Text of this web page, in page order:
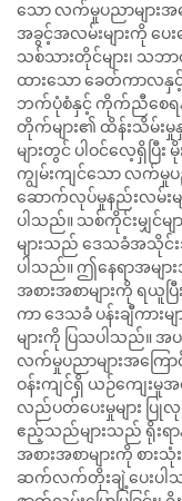
သော လက်မှုပညာများအ
အခွင့်အလမ်းများကို ပေ
သစ်သားတိုင်များ၊ သဘာ
ထားသော ခေတ်ကာလနှင့်
ဘက်ပုံစံနှင့် ကိုက်ညီစေရ
တိုက်များ၏ ထိန်းသိမ်
များတွင် ပါဝင်လေ့ရှိပြီ
ကျွမ်းကျင်သော လက်မှု
ဆောက်လုပ်မှုနည်းလမ်းမျ
ပါသည်။ သစ်ကိုင်းမျှင်
များသည် ဒေသခံအသိုင်း
ပါသည်။ ဤနေရာအများ
အစားအစာများကို ရယူ
ကာ ဒေသခံ ပန်းချီကား
များကို ပြသပါသည်။ အ
လက်မှုပညာများအကြောင်
ဝန်းကျင်ရှိ ယဉ်ကျေးမှုအ
လည်ပတ်ပေးမှုများ ပ
ဧည့်သည်များသည် ရိုးရာ
အစားအစာများကို စာ
ဆက်လက်တိုးချဲ့ပေးပါသ